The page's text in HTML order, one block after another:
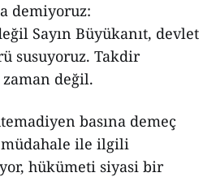
demiyoruz:
Sayın Büyükanıt, devlet
susuyoruz. Takdir
zaman değil.
basına demeç
ile ilgili
hükümeti siyasi bir